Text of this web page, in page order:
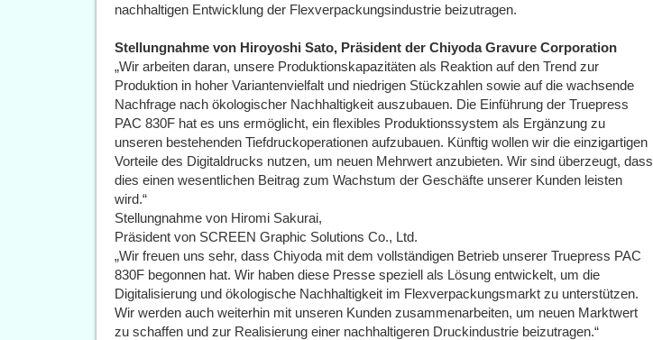
nachhaltigen Entwicklung der Flexverpackungsindustrie beizutragen.
Stellungnahme von Hiroyoshi Sato, Präsident der Chiyoda Gravure Corporation
„Wir arbeiten daran, unsere Produktionskapazitäten als Reaktion auf den Trend zur
Produktion in hoher Variantenvielfalt und niedrigen Stückzahlen sowie auf die wachsende
Nachfrage nach ökologischer Nachhaltigkeit auszubauen. Die Einführung der Truepress
PAC 830F hat es uns ermöglicht, ein flexibles Produktionssystem als Ergänzung zu
unseren bestehenden Tiefdruckoperationen aufzubauen. Künftig wollen wir die einzigartigen
Vorteile des Digitaldrucks nutzen, um neuen Mehrwert anzubieten. Wir sind überzeugt, dass
dies einen wesentlichen Beitrag zum Wachstum der Geschäfte unserer Kunden leisten
wird.“
Stellungnahme von Hiromi Sakurai,
Präsident von SCREEN Graphic Solutions Co., Ltd.
„Wir freuen uns sehr, dass Chiyoda mit dem vollständigen Betrieb unserer Truepress PAC
830F begonnen hat. Wir haben diese Presse speziell als Lösung entwickelt, um die
Digitalisierung und ökologische Nachhaltigkeit im Flexverpackungsmarkt zu unterstützen.
Wir werden auch weiterhin mit unseren Kunden zusammenarbeiten, um neuen Marktwert
zu schaffen und zur Realisierung einer nachhaltigeren Druckindustrie beizutragen.“